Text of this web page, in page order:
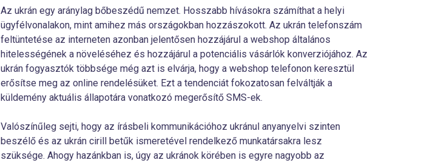
Az ukrán egy aránylag bőbeszédű nemzet. Hosszabb hívásokra számíthat a helyi
ügyfélvonalakon, mint amihez más országokban hozzászokott. Az ukrán telefonszám
feltüntetése az interneten azonban jelentősen hozzájárul a webshop általános
hitelességének a növeléséhez és hozzájárul a potenciális vásárlók konverziójához. Az
ukrán fogyasztók többsége még azt is elvárja, hogy a webshop telefonon keresztül
erősítse meg az online rendelésüket. Ezt a tendenciát fokozatosan felváltják a
küldemény aktuális állapotára vonatkozó megerősítő SMS-ek.
Valószínűleg sejti, hogy az írásbeli kommunikációhoz ukránul anyanyelvi szinten
beszélő és az ukrán cirill betűk ismeretével rendelkező munkatársakra lesz
szüksége. Ahogy hazánkban is, úgy az ukránok körében is egyre nagyobb az